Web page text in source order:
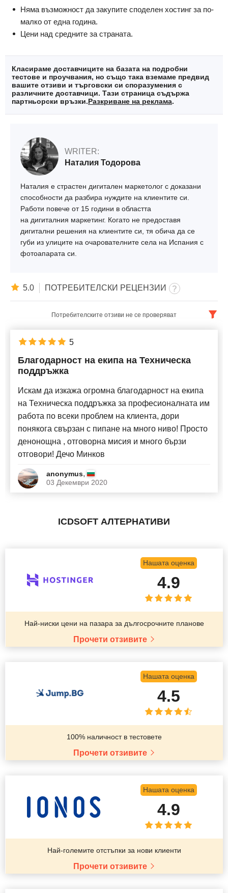
Няма възможност да закупите споделен хостинг за по-
малко от една година.
Цени над средните за страната.
Класираме доставчиците на базата на подробни
тестове и проучвания, но също така вземаме предвид
вашите отзиви и търговски си споразумения с
различните доставчици. Тази страница съдържа
партньорски връзки.Разкриване на реклама.
WRITER:
Наталия Тодорова
Наталия е страстен дигитален маркетолог с доказани
способности да разбира нуждите на клиентите си.
Работи повече от 15 години в областта
на дигиталния маркетинг. Когато не предоставя
дигитални решения на клиентите си, тя обича да се
губи из улиците на очарователните села на Испания с
фотоапарата си.
5.0 ПОТРЕБИТЕЛСКИ РЕЦЕНЗИИ
Потребителските отзиви не се проверяват
Най-нови
Благодарност на екипа на Техническа
поддръжка
Искам да изкажа огромна благодарност на екипа
на Техническа поддръжка за професионалната им
работа по всеки проблем на клиента, дори
понякога свързан с пипане на много ниво! Просто
денонощна , отговорна мисия и много бързи
отговори! Дечо Минков
anonymus,
03 Декември 2020
5
ICDSOFT АЛТЕРНАТИВИ
Нашата оценка
4.9
Най-ниски цени на пазара за дългосрочните планове
Прочети отзивите
Нашата оценка
4.5
100% наличност в тестовете
Прочети отзивите
Нашата оценка
4.9
Най-големите отстъпки за нови клиенти
Прочети отзивите